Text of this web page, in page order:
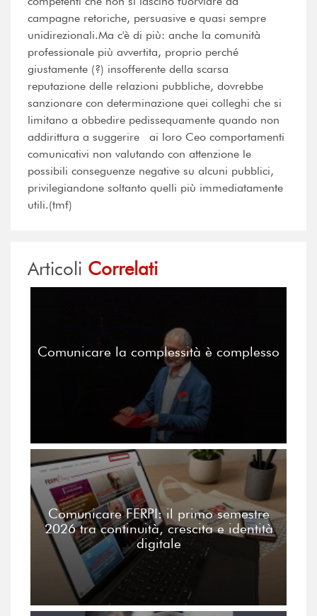
campagne retoriche, persuasive e quasi sempre
unidirezionali.Ma c'è di più: anche la comunità
professionale più avvertita, proprio perché
giustamente (?) insofferente della scarsa
reputazione delle relazioni pubbliche, dovrebbe
sanzionare con determinazione quei colleghi che si
limitano a obbedire pedissequamente quando non
addirittura a suggerire ai loro Ceo comportamenti
comunicativi non valutando con attenzione le
possibili conseguenze negative su alcuni pubblici,
privilegiandone soltanto quelli più immediatamente
utili.(tmf)
Articoli Correlati
Comunicare la complessità è complesso
Comunicare FERPI: il primo semestre
2026 tra continuità, crescita e identità
digitale